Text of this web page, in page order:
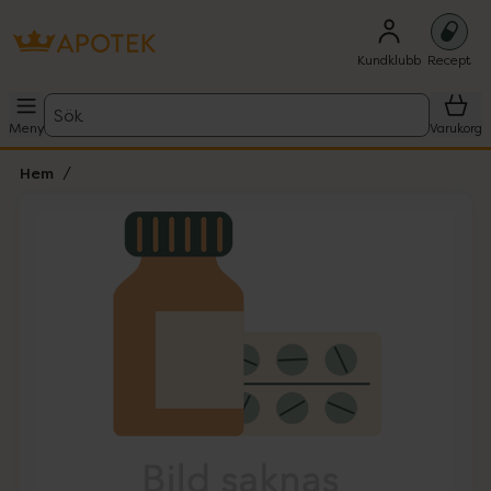
Kundklubb Recept
Meny
Sök
Varukorg
Hem
Lista: . Innehåller 1 objekt.